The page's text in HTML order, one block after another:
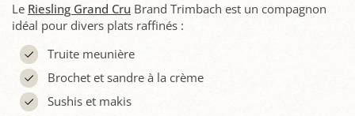
Le Riesling Grand Cru Brand Trimbach est un compagnon
idéal pour divers plats raffinés :
Truite meunière
Brochet et sandre à la crème
Sushis et makis